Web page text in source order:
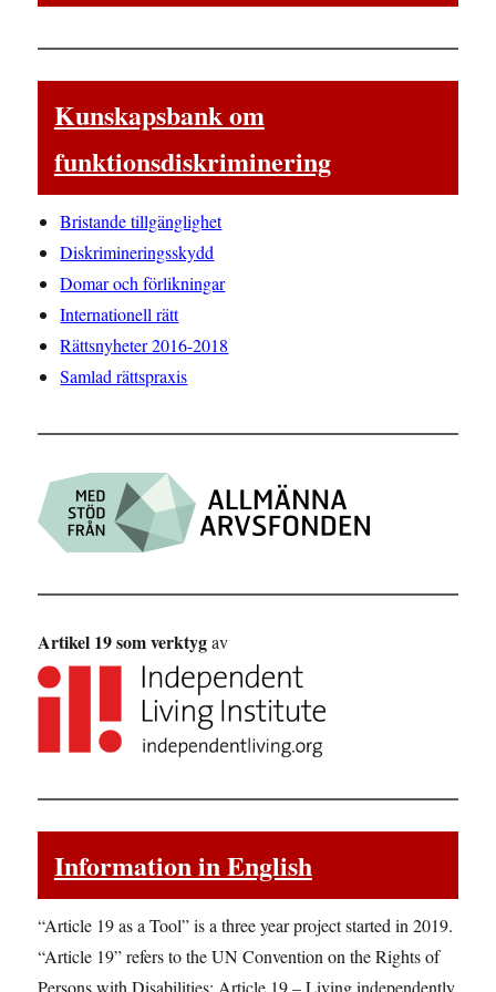
Kunskapsbank om
funktionsdiskriminering
Bristande tillgänglighet
Diskrimineringsskydd
Domar och förlikningar
Internationell rätt
Rättsnyheter 2016-2018
Samlad rättspraxis
Artikel 19 som verktygav
Information in English
“Article 19 as a Tool” is a three year project started in 2019.
“Article 19” refers to the UN Convention on the Rights of
Persons with Disabilities: Article 19 – Living independently